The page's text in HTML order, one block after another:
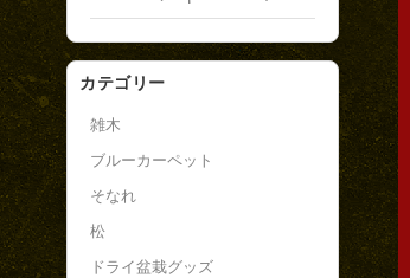
カテゴリー
雑木
ブルーカーペット
そなれ
松
ドライ盆栽グッズ